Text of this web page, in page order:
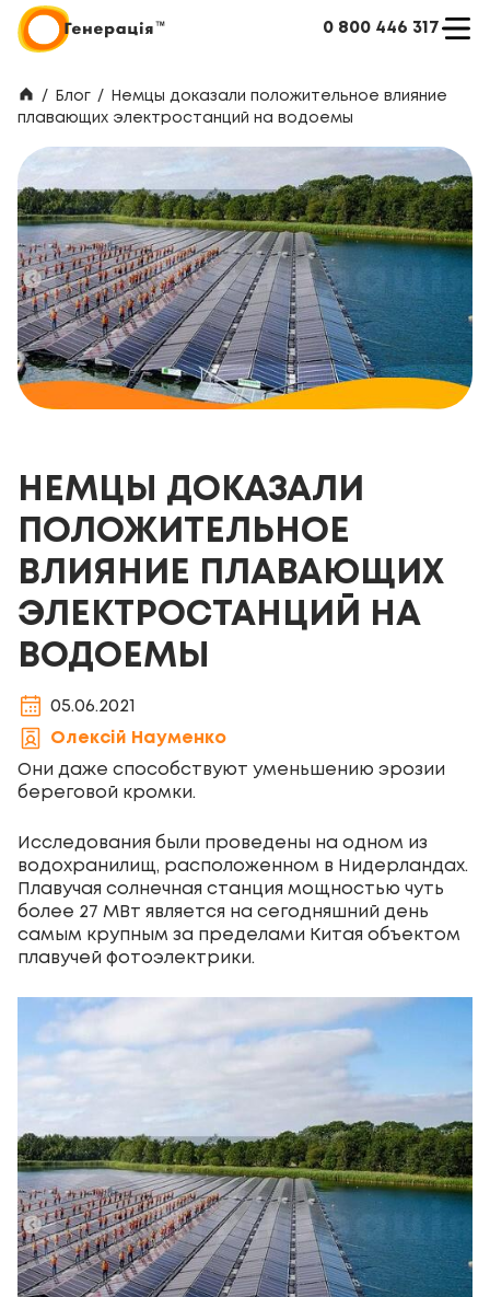
0 800 446 317
/ Блог /
Немцы доказали положительное влияние
плавающих электростанций на водоемы
НЕМЦЫ ДОКАЗАЛИ
ПОЛОЖИТЕЛЬНОЕ
ВЛИЯНИЕ ПЛАВАЮЩИХ
ЭЛЕКТРОСТАНЦИЙ НА
ВОДОЕМЫ
05.06.2021
Олексій Науменко
Они даже способствуют уменьшению эрозии
береговой кромки.
Исследования были проведены на одном из
водохранилищ, расположенном в Нидерландах.
Плавучая солнечная станция мощностью чуть
более 27 МВт является на сегодняшний день
самым крупным за пределами Китая объектом
плавучей фотоэлектрики.